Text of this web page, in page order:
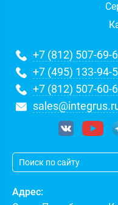
+7 (812) 507-69-
+7 (495) 133-94-
+7 (812) 507-60-
Адрес: